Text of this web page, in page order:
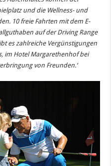
und die Wellness- und
10 freie Fahrten mit dem E-
auf der Driving Range
es zahlreiche Vergünstigungen
im Hotel Margarethenhof bei
von Freunden.‘